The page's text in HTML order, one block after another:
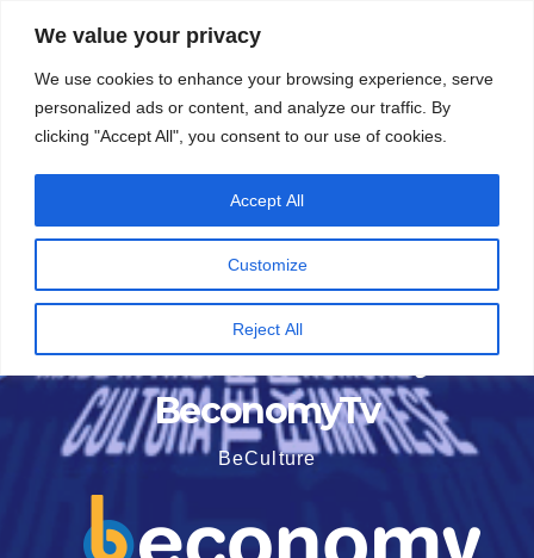
We value your privacy
We use cookies to enhance your browsing experience, serve
personalized ads or content, and analyze our traffic. By
clicking "Accept All", you consent to our use of cookies.
Customize
Reject All
Accept All
contenuto
5 Agosto 2026
BeconomyTv
BeCulture